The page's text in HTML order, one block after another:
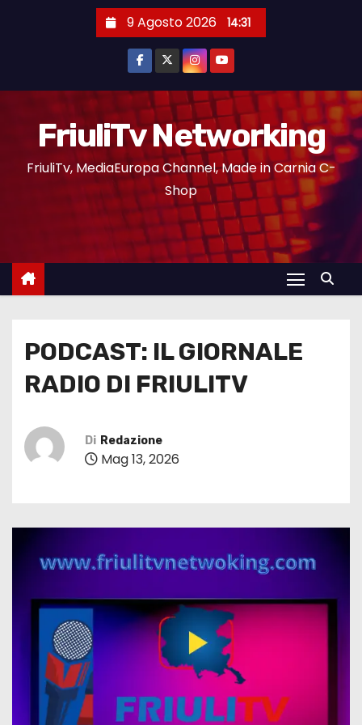
9 Agosto 2026 14:31
FriuliTv Networking
FriuliTv, MediaEuropa Channel, Made in Carnia C-
Shop
PODCAST: IL GIORNALE
RADIO DI FRIULITV
Di Redazione
Mag 13, 2026